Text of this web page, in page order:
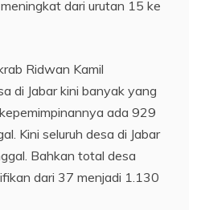
dari urutan 15 ke
Ridwan Kamil
di Jabar kini banyak yang
ada 929
Kini seluruh desa di Jabar
Bahkan total desa
dari 37 menjadi 1.130